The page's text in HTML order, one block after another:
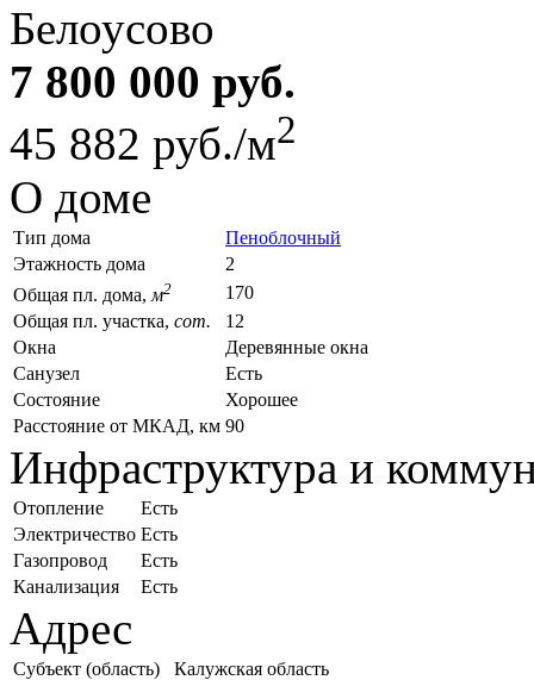
Белоусово
7 800 000 руб.
45 882 руб./м2
О доме
Тип дома
Пеноблочный
Этажность дома
2
Общая пл. дома, м2
170
Общая пл. участка, сот.
12
Окна
Деревянные окна
Санузел
Есть
Состояние
Хорошее
Расстояние от МКАД, км 90
Инфраструктура и
Отопление
Есть
Электричество Есть
Газопровод
Есть
Канализация
Есть
Адрес
Субъект (область)
Калужская область